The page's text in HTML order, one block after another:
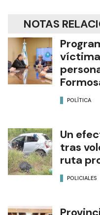
NOTAS
POLÍTICA
Un
tras
ruta
POLICIALES